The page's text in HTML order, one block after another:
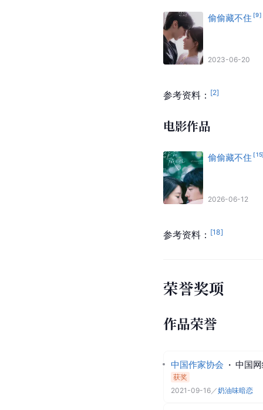
偷偷藏不住 [9]
2023-06-20
参考资料： [2]
电影作品
偷偷藏不住 [15
2026-06-12
参考资料： [18]
荣誉奖项
作品荣誉
中国作家协会 · 中国
获奖
2021-09-16 ／奶油味暗恋